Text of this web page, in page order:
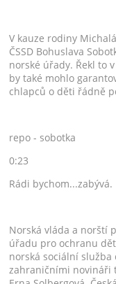
V kauze rodiny
ČSSD Bohuslava
norské úřady. Řekl to
by také mohlo
chlapců o děti řádně
repo - sobotka
0:23
Rádi bychom...zabývá.
Norská vláda a norští
úřadu pro ochranu
norská sociální
zahraničními novináři